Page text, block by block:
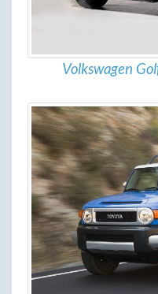
Volkswagen